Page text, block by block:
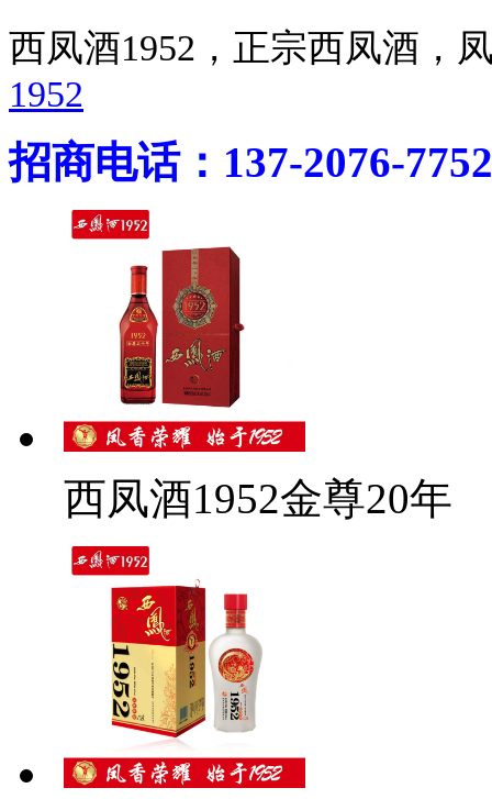
西凤酒1952，正宗西凤酒
1952
招商电话：137-2076-7752
西凤酒1952金尊20年